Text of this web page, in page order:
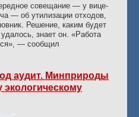
совещание — у вице-
— об утилизации отходов,
Решение, каким будет
знает он. «Работа
— сообщил
аудит. Минприроды
экологическому